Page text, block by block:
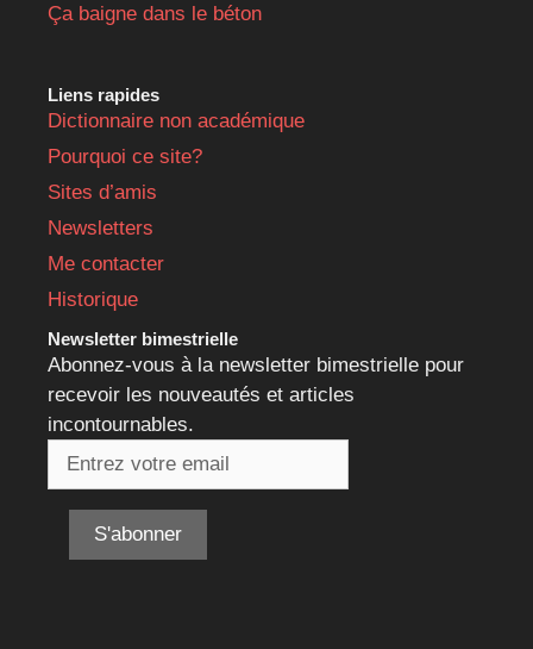
Ça baigne dans le béton
Liens rapides
Dictionnaire non académique
Pourquoi ce site?
Sites d’amis
Newsletters
Me contacter
Historique
Newsletter bimestrielle
Abonnez-vous à la newsletter bimestrielle pour
recevoir les nouveautés et articles
incontournables.